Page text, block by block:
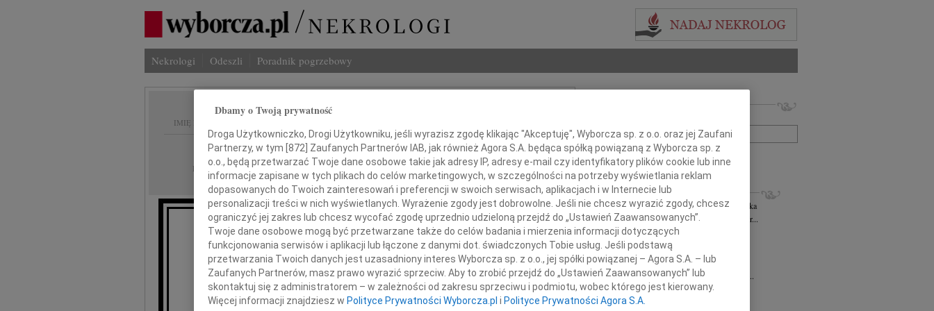
Nekrologi Odeszli Poradnik pogrzebowy
IMIĘ I NAZWISKO:
REGION: cała Polska
DATA EMISJI: 15.10.2009
W poczuciu niepowetowanej straty informujemy,
że 13 października 2009 roku
zmarł
Szukaj nekrologów i wspomnień
+ szukanie zaawansowane
INNE NEKROLOGI
Małgorzata Kościelska06.08.2026cała Polska
Z głębokim smutkiem żegnam Panią Profesor...
Marta Rytel31.07.2026
Z głębokim żalem w sercu żegnamy naszą...
Stanisław Gomułka 27.07.2026cała Polska
Z głębokim żalem przyjęliśmy wiadomość o...
Adam Pilecki 17.07.2026cała Polska
Zarząd Podkarpackiego Stowarzyszenia...
Dbamy o Twoją prywatność
Droga Użytkowniczko, Drogi Użytkowniku, jeśli wyrazisz zgodę klikając "Akceptuję", Wyborcza sp. z o.o. oraz jej Zaufani
Partnerzy, w tym [ 872 ] Zaufanych Partnerów IAB, jak również Agora S.A. będąca spółką powiązaną z Wyborcza sp. z
o.o., będą przetwarzać Twoje dane osobowe takie jak adresy IP, adresy e-mail czy identyfikatory plików cookie lub inne
informacje zapisane w tych plikach do celów marketingowych, w szczególności na potrzeby wyświetlania reklam
dopasowanych do Twoich zainteresowań i preferencji w swoich serwisach, aplikacjach i w Internecie lub
personalizacji treści w nich wyświetlanych. Wyrażenie zgody jest dobrowolne. Jeśli nie chcesz wyrazić zgody, chcesz
ograniczyć jej zakres lub chcesz wycofać zgodę uprzednio udzieloną przejdź do „Ustawień Zaawansowanych”.
Twoje dane osobowe mogą być przetwarzane także do celów badania i mierzenia informacji dotyczących
funkcjonowania serwisów i aplikacji lub łączone z danymi dot. świadczonych Tobie usług. Jeśli podstawą
przetwarzania Twoich danych jest uzasadniony interes Wyborcza sp. z o.o., jej spółki powiązanej – Agora S.A. – lub
Zaufanych Partnerów, masz prawo wyrazić sprzeciw. Aby to zrobić przejdź do „Ustawień Zaawansowanych” lub
skontaktuj się z administratorem – w zależności od zakresu sprzeciwu i podmiotu, wobec którego jest kierowany.
Więcej informacji znajdziesz w Polityce Prywatności Wyborcza.pl i Polityce Prywatności Agora S.A.